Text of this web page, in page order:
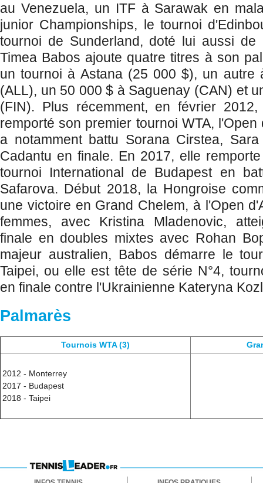
au Venezuela, un ITF à Sarawak en
junior Championships, le tournoi
tournoi de Sunderland, doté lui aussi
Timea Babos ajoute quatre titres à son
un tournoi à Astana (25 000 $), un autre
(ALL), un 50 000 $ à Saguenay (CAN) et
(FIN). Plus récemment, en février
remporté son premier tournoi WTA,
a notamment battu Sorana Cirstea,
Cadantu en finale. En 2017, elle
tournoi International de Budapest en
Safarova. Début 2018, la Hongroise
une victoire en Grand Chelem, à l'Open
femmes, avec Kristina Mladenovic,
finale en doubles mixtes avec Rohan
majeur australien, Babos démarre le
Taipei, ou elle est tête de série N°4,
en finale contre l'Ukrainienne Kateryna
Palmarès
Tournois WTA (3)
2012 - Monterrey
2017 - Budapest
2018 - Taipei